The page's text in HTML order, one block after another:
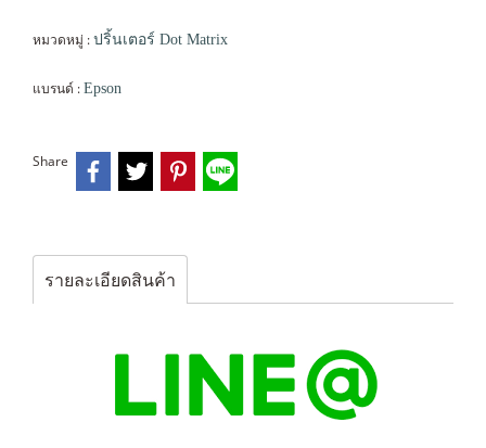
หมวดหมู่ : ปริ้นเตอร์ Dot Matrix
แบรนด์ : Epson
Share
รายละเอียดสินค้า